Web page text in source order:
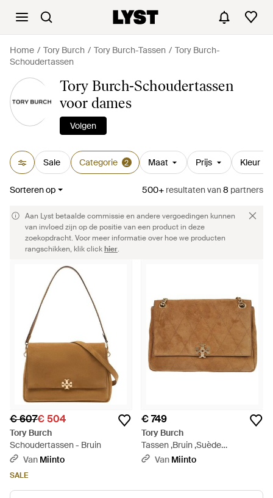
Home Tory Burch Tory Burch-Tassen
Tory Burch-
Schoudertassen
Tory Burch-Schoudertassen
voor dames
Volgen
Sale Categorie 2 Maat Prijs Kleur
Sorteren op 500+ resultatenvan8 partners
Aan Lyst betaalde commissie en andere vergoedingen kunnen
van invloed zijn op de positie van een product in deze
zoekopdracht. Voor meer informatie over hoe we producten
rangschikken, klik clickhier.
€ 607€ 504
Tory Burch
Schoudertassen - Bruin
Van Miinto
SALE
€ 749
Tory Burch
Tassen ,Bruin ,Suède
Gewatteerde Suède Crossbody
Van Miinto